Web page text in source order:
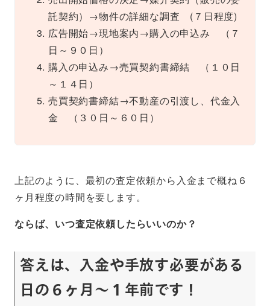
託契約）→物件の詳細な調査 (７日程度)
広告開始→現地案内→購入の申込み （７
日～９０日）
購入の申込み→売買契約書締結 （１０日
～１４日）
売買契約書締結→不動産の引渡し、代金入
金 （３０日～６０日）
上記のように、最初の査定依頼から入金まで概ね６
ヶ月程度の時間を要します。
ならば、いつ査定依頼したらいいのか？
答えは、入金や手放す必要がある
日の６ヶ月～１年前です！